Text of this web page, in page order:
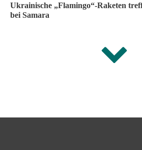
Ukrainische „Flamingo“-Raketen
bei Samara